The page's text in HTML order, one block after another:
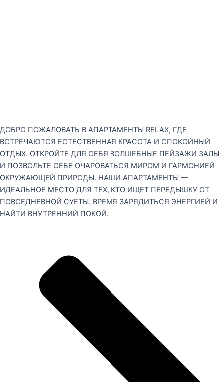
ДОБРО ПОЖАЛОВАТЬ В АПАРТАМЕНТЫ RELAX, ГДЕ
ВСТРЕЧАЮТСЯ ЕСТЕСТВЕННАЯ КРАСОТА И СПОКОЙНЫЙ
ОТДЫХ. ОТКРОЙТЕ ДЛЯ СЕБЯ ВОЛШЕБНЫЕ ПЕЙЗАЖИ ЗАЛЫ
И ПОЗВОЛЬТЕ СЕБЕ ОЧАРОВАТЬСЯ МИРОМ И ГАРМОНИЕЙ
ОКРУЖАЮЩЕЙ ПРИРОДЫ. НАШИ АПАРТАМЕНТЫ —
ИДЕАЛЬНОЕ МЕСТО ДЛЯ ТЕХ, КТО ИЩЕТ ПЕРЕДЫШКУ ОТ
ПОВСЕДНЕВНОЙ СУЕТЫ. ВРЕМЯ ЗАРЯДИТЬСЯ ЭНЕРГИЕЙ И
НАЙТИ ВНУТРЕННИЙ ПОКОЙ.